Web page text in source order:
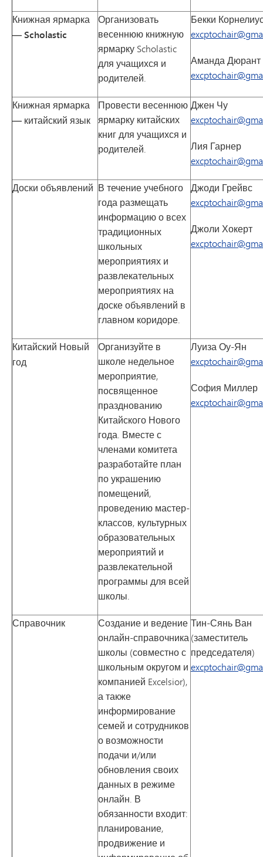
Книжная ярмарка
— Scholastic
Организовать
весеннюю книжную
ярмарку Scholastic
для учащихся и
родителей.
Бекки
Аманда Дюрант
Книжная ярмарка
— китайский язык
Провести весеннюю
ярмарку китайских
книг для учащихся и
родителей.
Джен Чу
Лия Гарнер
Доски объявлений В течение учебного
года размещать
информацию о всех
традиционных
школьных
мероприятиях и
развлекательных
мероприятиях на
доске объявлений в
главном коридоре.
Джоди Грейвс
Джоли Хокерт
Китайский Новый
год
Организуйте в
школе недельное
мероприятие,
посвященное
празднованию
Китайского Нового
года. Вместе с
членами комитета
разработайте план
по украшению
помещений,
проведению мастер-
классов, культурных
образовательных
мероприятий и
развлекательной
программы для всей
школы.
Луиза Оу-Ян
София Миллер
Справочник
Создание и ведение
онлайн-справочника
школы (совместно с
школьным округом и
компанией Excelsior),
а также
информирование
семей и сотрудников
о возможности
подачи и/или
обновления своих
данных в режиме
онлайн. В
обязанности входит:
планирование,
продвижение и
Тин-Сянь Ван
(заместитель
председателя)